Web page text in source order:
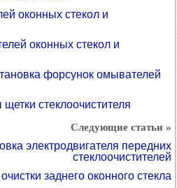
оконных стекол и
оконных стекол и
форсунок омывателей
стеклоочистителя
Следующие статьи »
электродвигателя передних
стеклоочистителей
заднего оконного стекла